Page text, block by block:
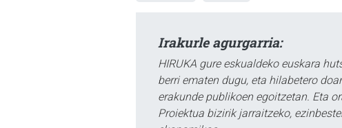
Irakurle agurgarria:
HIRUKA gure eskualdeko euskara
berri ematen dugu, eta hilabetero
erakunde publikoen egoitzetan. Eta
Proiektua bizirik jarraitzeko,